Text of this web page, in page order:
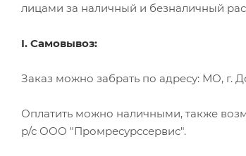
лицами за наличный и безналичный
I. Самовывоз:
Заказ можно забрать по адресу: МО, г.
Оплатить можно наличными, также
р/с ООО "Промресурссервис".